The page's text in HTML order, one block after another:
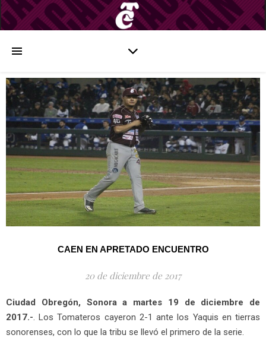
CAEN EN APRETADO ENCUENTRO
20 de diciembre de 2017
Ciudad Obregón, Sonora a martes 19 de diciembre de
2017.-. Los Tomateros cayeron 2-1 ante los Yaquis en tierras
sonorenses, con lo que la tribu se llevó el primero de la serie.